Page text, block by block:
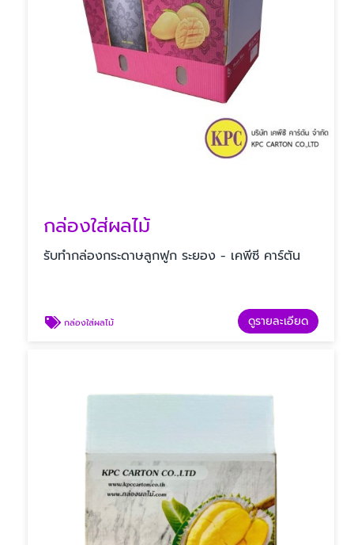
กล่องใส่ผลไม้
รับทํากล่องกระดาษลูกฟูก ระยอง - เคพีซี คาร์ตัน
กล่องใส่ผลไม้ ดูรายละเอียด